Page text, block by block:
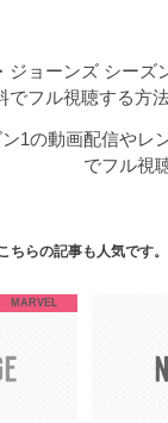
ジョーンズ シーズ
でフル視聴する方法
1の動画配信やレ
でフル視
ちらの記事も人気です。
MARVEL